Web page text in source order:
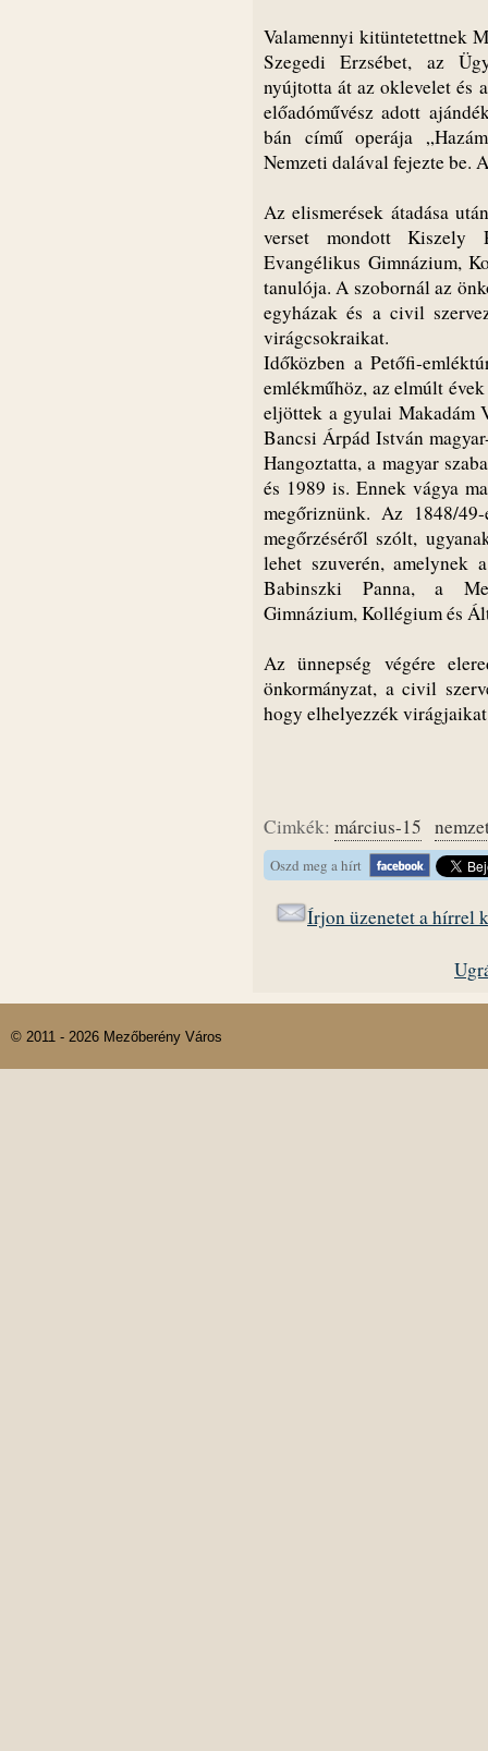
Valamennyi kitüntetettnek
Szegedi Erzsébet, az
nyújtotta át az oklevelet és
előadóművész adott
bán című operája
Nemzeti dalával fejezte be.
Az elismerések átadása
verset mondott Kiszely
Evangélikus Gimnázium,
tanulója. A szobornál az
egyházak és a civil
virágcsokraikat.
Időközben a Petőfi-
emlékműhöz, az elmúlt
eljöttek a gyulai Makadám
Bancsi Árpád István
Hangoztatta, a magyar
és 1989 is. Ennek vágya
megőriznünk. Az 1848/
megőrzéséről szólt,
lehet szuverén, amelynek
Babinszki Panna, a
Gimnázium, Kollégium és
Az ünnepség végére
önkormányzat, a civil
hogy elhelyezzék
Cimkék: március-15
Oszd meg a hírt
Írjon üzenetet a hírrel
© 2011 - 2026 Mezőberény Város